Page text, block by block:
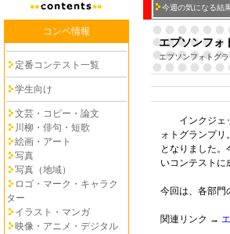
今週の気になる結
コンペ情報
定番コンテスト一覧
学生向け
文芸・コピー・論文
川柳・俳句・短歌
絵画・アート
写真
写真（地域）
ロゴ・マーク・キャラク
ター
イラスト・マンガ
映像・アニメ・デジタル
エプソンフォ
エプソンフォトグ
インクジェッ
ォトグランプリ
となりました
いコンテストに
今回は、各部門
関連リンク →